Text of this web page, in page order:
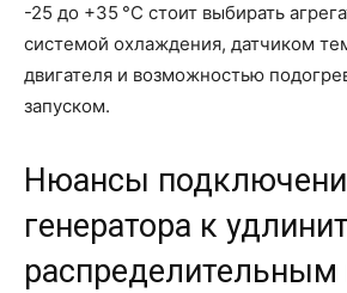
-25 до +35 °C стоит выбирать
системой охлаждения, датчиком
двигателя и возможностью
запуском.
Нюансы
генератора к
распределительным